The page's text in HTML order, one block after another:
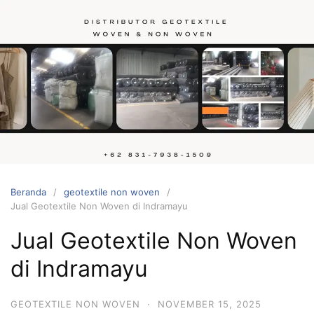
konten
Hubungi
kami
Beranda
geotextile non woven
Jual Geotextile Non Woven di Indramayu
Jual Geotextile Non Woven
di Indramayu
GEOTEXTILE NON WOVEN · NOVEMBER 15, 2025